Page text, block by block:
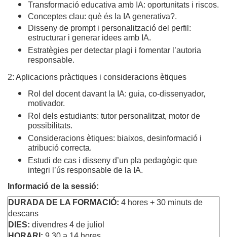
Transformació educativa amb IA: oportunitats i riscos.
Conceptes clau: què és la IA generativa?.
Disseny de prompt i personalització del perfil:
estructurar i generar idees amb IA.
Estratègies per detectar plagi i fomentar l’autoria
responsable.
2: Aplicacions pràctiques i consideracions ètiques
Rol del docent davant la IA: guia, co-dissenyador,
motivador.
Rol dels estudiants: tutor personalitzat, motor de
possibilitats.
Consideracions ètiques: biaixos, desinformació i
atribució correcta.
Estudi de cas i disseny d’un pla pedagògic que
integri l’ús responsable de la IA.
Informació de la sessió:
DURADA DE LA FORMACIÓ: 4 hores + 30 minuts de
descans
DIES: divendres 4 de juliol